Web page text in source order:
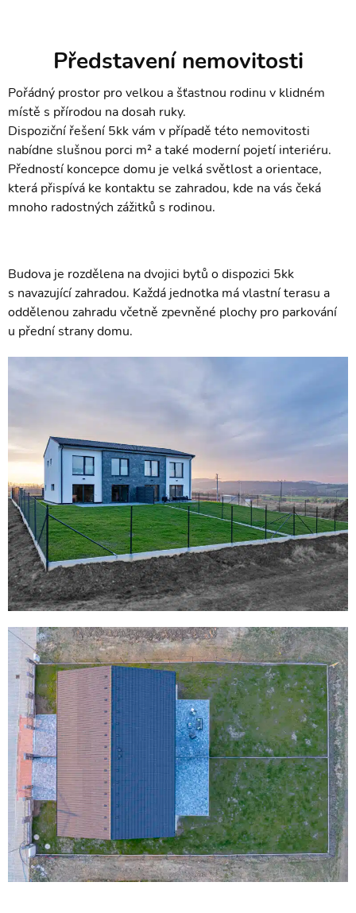
Představení nemovitosti
Pořádný prostor pro velkou a šťastnou rodinu v klidném
místě s přírodou na dosah ruky.
Dispoziční řešení 5kk vám v případě této nemovitosti
nabídne slušnou porci m² a také moderní pojetí interiéru.
Předností koncepce domu je velká světlost a orientace,
která přispívá ke kontaktu se zahradou, kde na vás čeká
mnoho radostných zážitků s rodinou.
Budova je rozdělena na dvojici bytů o dispozici 5kk
s navazující zahradou. Každá jednotka má vlastní terasu a
oddělenou zahradu včetně zpevněné plochy pro parkování
u přední strany domu.